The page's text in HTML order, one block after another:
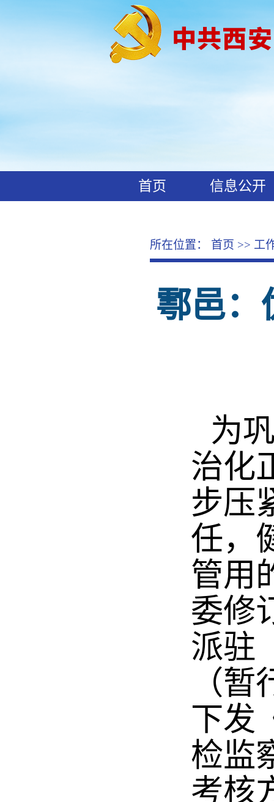
首页
信息公开
所在位置： 首页 >> 工
鄠邑：
为
治化
步压
任，
管用
委修
派驻
（
下发
检监
考核